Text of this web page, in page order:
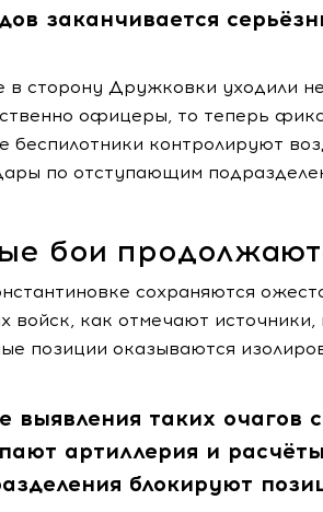
заканчивается
в сторону Дружковки уходили
офицеры, то теперь
беспилотники контролируют
по отступающим
бои
сохраняются
войск, как отмечают
позиции оказываются
выявления таких очагов
артиллерия и
блокируют